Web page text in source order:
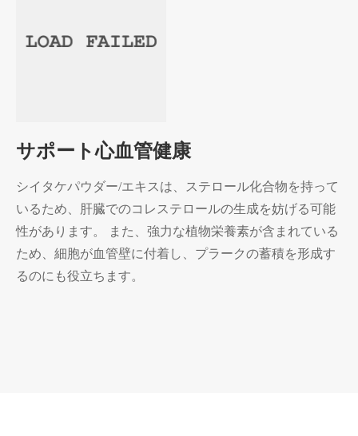
サポート心血管健康
シイタケパウダー/エキスは、ステロール化合物を持って
いるため、肝臓でのコレステロールの生成を妨げる可能
性があります。 また、強力な植物栄養素が含まれている
ため、細胞が血管壁に付着し、プラークの蓄積を形成す
るのにも役立ちます。